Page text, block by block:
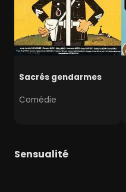
Sacrés gendarmes
Comédie
Sensualité